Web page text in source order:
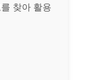
찾아 활용